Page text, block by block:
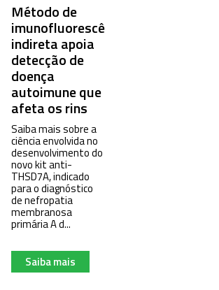
Método de
imunofluorescência
indireta apoia
detecção de
doença
autoimune que
afeta os rins
Saiba mais sobre a
ciência envolvida no
desenvolvimento do
novo kit anti-
THSD7A, indicado
para o diagnóstico
de nefropatia
membranosa
primária A d...
Saiba mais